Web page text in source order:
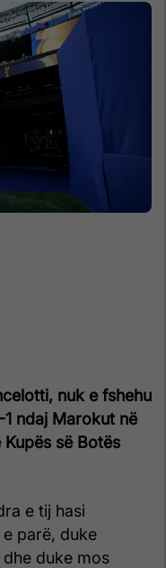
nuk e fshehu
ndaj Marokut në
së Botës
e tij hasi
parë, duke
duke mos